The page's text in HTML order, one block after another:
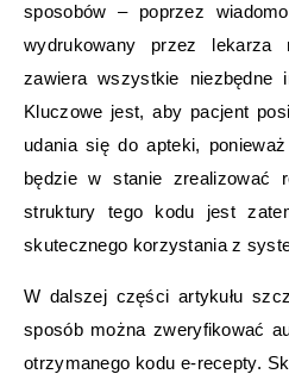
sposobów – poprzez
wydrukowany przez
zawiera wszystkie niezbędne
Kluczowe jest, aby pacjent
udania się do apteki,
będzie w stanie zrealizować
struktury tego kodu jest
skutecznego korzystania z
W dalszej części artykułu
sposób można zweryfikować
otrzymanego kodu e-recepty.